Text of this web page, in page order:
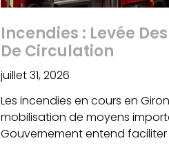
Incendies : Levée
De Circulation
juillet 31, 2026
Les incendies en cours en
mobilisation de moyens
Gouvernement entend